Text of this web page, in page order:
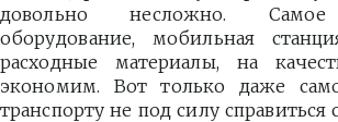
довольно несложно. Самое
оборудование, мобильная
расходные материалы, на
экономим. Вот только даже
транспорту не под силу